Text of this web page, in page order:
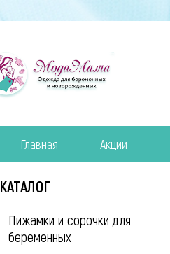
Главная Акции
КАТАЛОГ
Пижамки и сорочки для
беременных